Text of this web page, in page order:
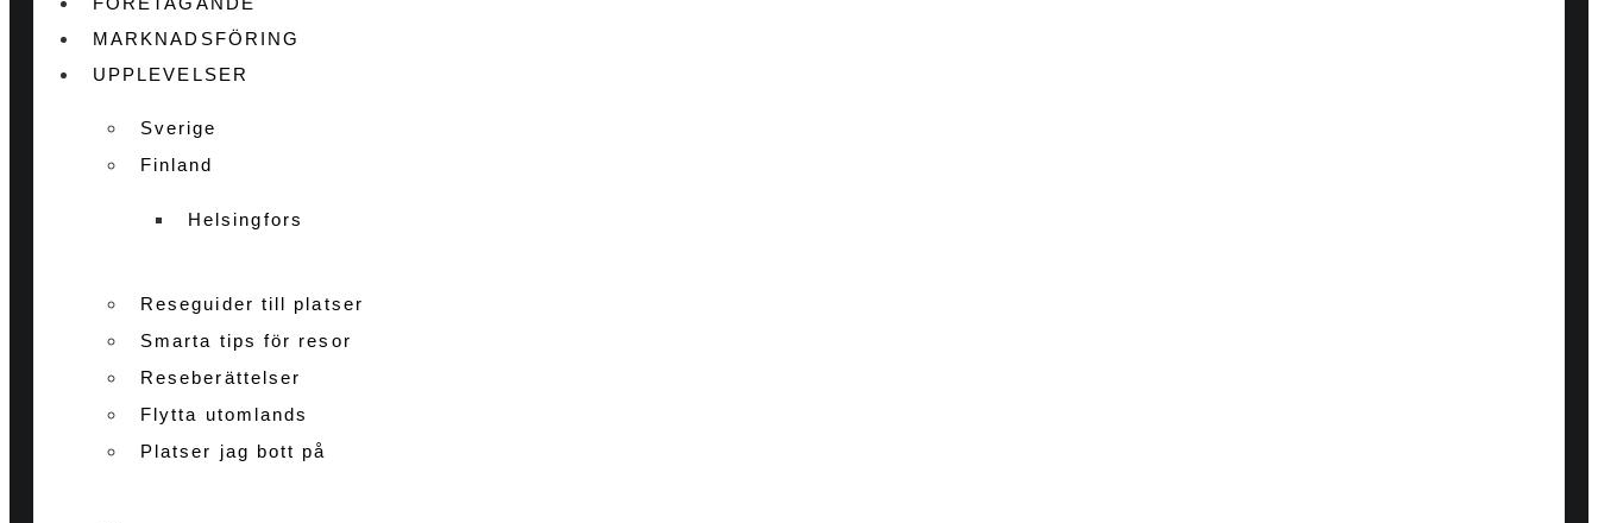
MARKNADSFÖRING
UPPLEVELSER
Sverige
Finland
Helsingfors
Reseguider till platser
Smarta tips för resor
Reseberättelser
Flytta utomlands
Platser jag bott på